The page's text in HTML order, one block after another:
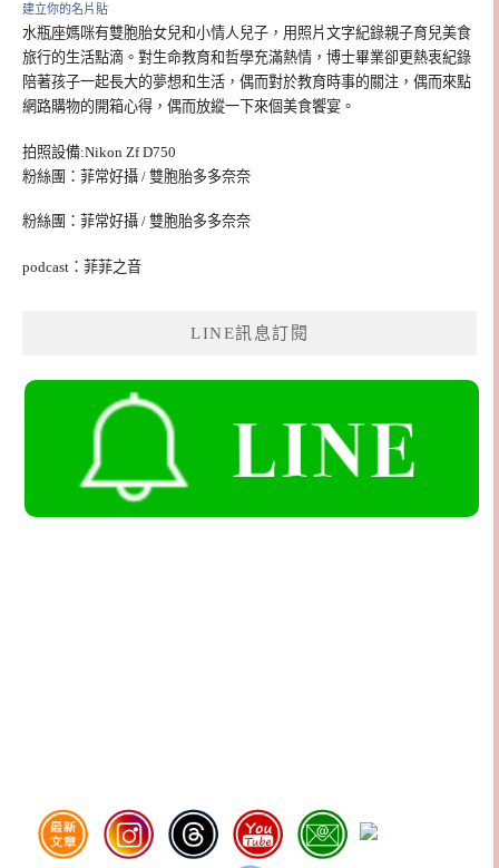
建立你的名片貼
水瓶座媽咪有雙胞胎女兒和小情人兒子，用照片文字紀錄親子育兒美食
旅行的生活點滴。對生命教育和哲學充滿熱情，博士畢業卻更熱衷紀錄
陪著孩子一起長大的夢想和生活，偶而對於教育時事的關注，偶而來點
網路購物的開箱心得，偶而放縱一下來個美食饗宴。
拍照設備:Nikon Zf D750
粉絲團：菲常好攝 / 雙胞胎多多奈奈
粉絲團：菲常好攝 / 雙胞胎多多奈奈
podcast：菲菲之音
LINE訊息訂閱